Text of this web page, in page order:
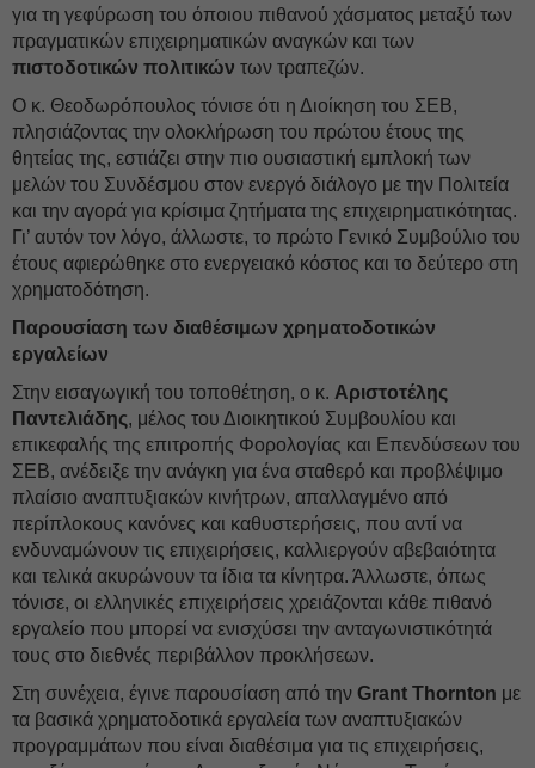
για τη γεφύρωση του όποιου πιθανού χάσματος μεταξύ των
πραγματικών επιχειρηματικών αναγκών και των
πιστοδοτικών πολιτικών των τραπεζών.
Ο κ. Θεοδωρόπουλος τόνισε ότι η Διοίκηση του ΣΕΒ,
πλησιάζοντας την ολοκλήρωση του πρώτου έτους της
θητείας της, εστιάζει στην πιο ουσιαστική εμπλοκή των
μελών του Συνδέσμου στον ενεργό διάλογο με την Πολιτεία
και την αγορά για κρίσιμα ζητήματα της επιχειρηματικότητας.
Γι’ αυτόν τον λόγο, άλλωστε, το πρώτο Γενικό Συμβούλιο του
έτους αφιερώθηκε στο ενεργειακό κόστος και το δεύτερο στη
χρηματοδότηση.
Παρουσίαση των διαθέσιμων χρηματοδοτικών
εργαλείων
Στην εισαγωγική του τοποθέτηση, ο κ. Αριστοτέλης
Παντελιάδης, μέλος του Διοικητικού Συμβουλίου και
επικεφαλής της επιτροπής Φορολογίας και Επενδύσεων του
ΣΕΒ, ανέδειξε την ανάγκη για ένα σταθερό και προβλέψιμο
πλαίσιο αναπτυξιακών κινήτρων, απαλλαγμένο από
περίπλοκους κανόνες και καθυστερήσεις, που αντί να
ενδυναμώνουν τις επιχειρήσεις, καλλιεργούν αβεβαιότητα
και τελικά ακυρώνουν τα ίδια τα κίνητρα. Άλλωστε, όπως
τόνισε, οι ελληνικές επιχειρήσεις χρειάζονται κάθε πιθανό
εργαλείο που μπορεί να ενισχύσει την ανταγωνιστικότητά
τους στο διεθνές περιβάλλον προκλήσεων.
Στη συνέχεια, έγινε παρουσίαση από την Grant Thornton με
τα βασικά χρηματοδοτικά εργαλεία των αναπτυξιακών
προγραμμάτων που είναι διαθέσιμα για τις επιχειρήσεις,